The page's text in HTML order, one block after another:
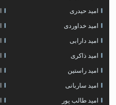
امید حیدری
امید خداوردی
امید دارابی
امید ذاکری
امید راستین
امید ساربانی
امید طالب پور